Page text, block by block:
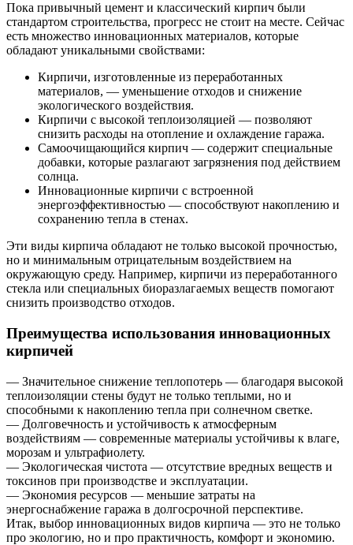
Пока привычный цемент и классический кирпич были
стандартом строительства, прогресс не стоит на месте. Сейчас
есть множество инновационных материалов, которые
обладают уникальными свойствами:
Кирпичи, изготовленные из переработанных
материалов, — уменьшение отходов и снижение
экологического воздействия.
Кирпичи с высокой теплоизоляцией — позволяют
снизить расходы на отопление и охлаждение гаража.
Самоочищающийся кирпич — содержит специальные
добавки, которые разлагают загрязнения под действием
солнца.
Инновационные кирпичи с встроенной
энергоэффективностью — способствуют накоплению и
сохранению тепла в стенах.
Эти виды кирпича обладают не только высокой прочностью,
но и минимальным отрицательным воздействием на
окружающую среду. Например, кирпичи из переработанного
стекла или специальных биоразлагаемых веществ помогают
снизить производство отходов.
Преимущества использования инновационных
кирпичей
— Значительное снижение теплопотерь — благодаря высокой
теплоизоляции стены будут не только теплыми, но и
способными к накоплению тепла при солнечном светке.
— Долговечность и устойчивость к атмосферным
воздействиям — современные материалы устойчивы к влаге,
морозам и ультрафиолету.
— Экологическая чистота — отсутствие вредных веществ и
токсинов при производстве и эксплуатации.
— Экономия ресурсов — меньшие затраты на
энергоснабжение гаража в долгосрочной перспективе.
Итак, выбор инновационных видов кирпича — это не только
про экологию, но и про практичность, комфорт и экономию.